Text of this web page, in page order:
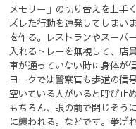
メモリー」の切り替えを上手
ズレた行動を連発してしまい
を作る。レストランやスーパ
入れるトレーを無視して、店
車が通っていない時に身体が
ヨークでは警察官も歩道の信
空いている人がいると呼び止
もちろん、眼の前で閉じそう
に襲われる。などです。挙げ